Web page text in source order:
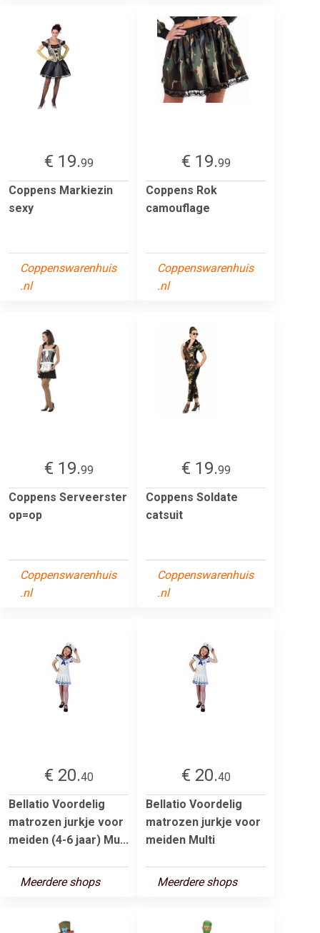
€ 19.99
Coppens Markiezin
sexy
Coppenswarenhuis
.nl
€ 19.99
Coppens Rok
camouflage
Coppenswarenhuis
.nl
€ 19.99
Coppens Serveerster
op=op
Coppenswarenhuis
.nl
€ 19.99
Coppens Soldate
catsuit
Coppenswarenhuis
.nl
€ 20.40
Bellatio Voordelig
matrozen jurkje voor
meiden (4-6 jaar) Mu...
Meerdere shops
€ 20.40
Bellatio Voordelig
matrozen jurkje voor
meiden Multi
Meerdere shops